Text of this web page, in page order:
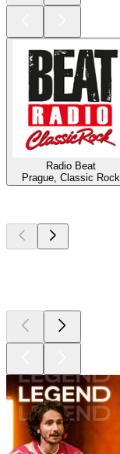
Radio Beat
Prague, Classic Rock